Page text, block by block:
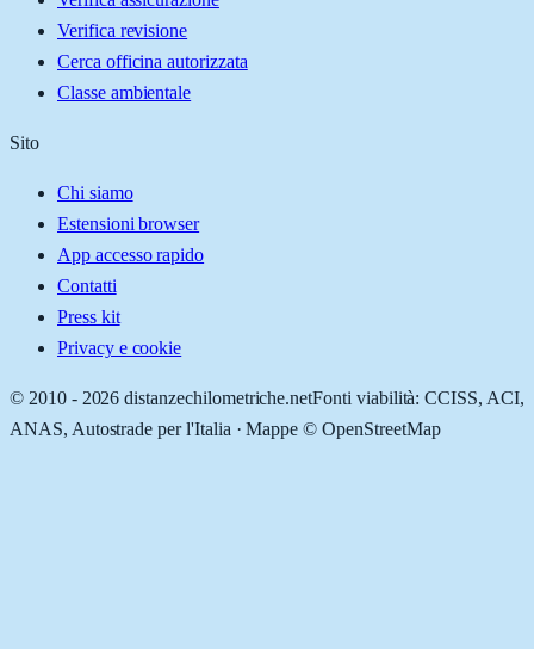
Verifica revisione
Cerca officina autorizzata
Classe ambientale
Sito
Chi siamo
Estensioni browser
App accesso rapido
Contatti
Press kit
Privacy e cookie
© 2010 - 2026 distanzechilometriche.netFonti viabilità: CCISS, ACI,
ANAS, Autostrade per l'Italia · Mappe © OpenStreetMap